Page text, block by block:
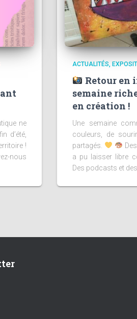
ne
d’été,
!
nous
ACTUALITÉS
Retour en
semaine
en création !
Une semaine
couleurs, de
partagés.
a pu laisser libre
Des podcasts et des